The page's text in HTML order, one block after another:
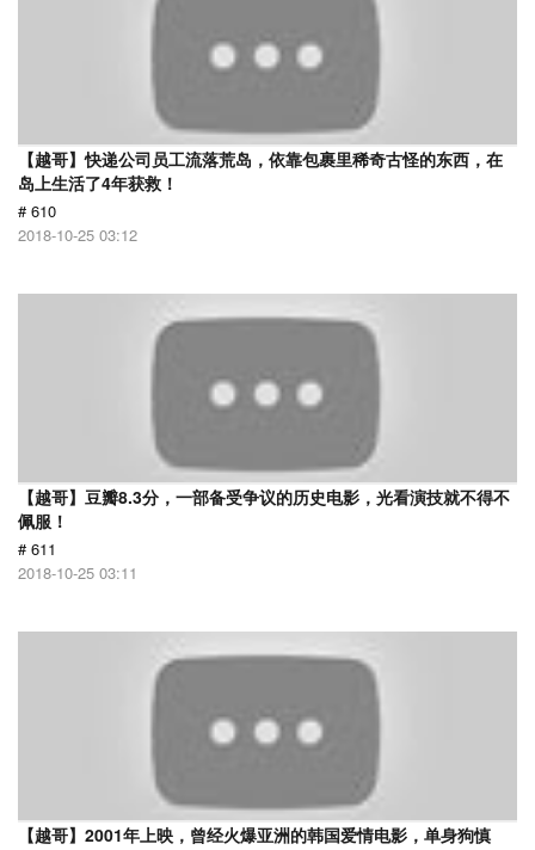
【越哥】快递公司员工流落荒岛，依靠包裹里稀奇古怪的东西，在
岛上生活了4年获救！
# 610
2018-10-25 03:12
【越哥】豆瓣8.3分，一部备受争议的历史电影，光看演技就不得不
佩服！
# 611
2018-10-25 03:11
【越哥】2001年上映，曾经火爆亚洲的韩国爱情电影，单身狗慎